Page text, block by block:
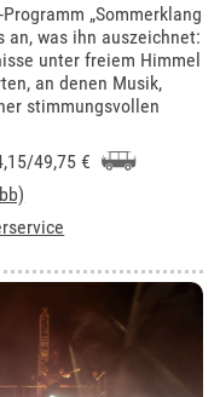
„Sommerklang
an, was ihn auszeichnet:
unter freiem Himmel
an denen Musik,
stimmungsvollen
49,75 €